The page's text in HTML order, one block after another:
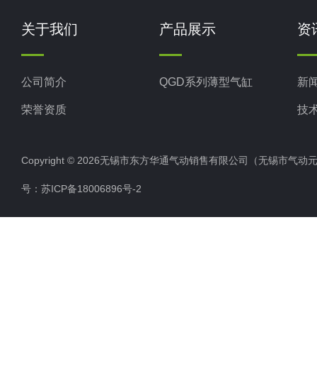
关于我们
公司简介
荣誉资质
产品展示
QGD系列薄型气缸
资
新
技
Copyright © 2026无锡市东方华通气动销售有限公司（无锡市气
号： 苏ICP备18006896号-2